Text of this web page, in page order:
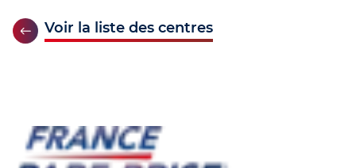
Voir la liste des centres